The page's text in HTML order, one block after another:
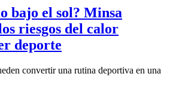
bajo el sol? Minsa
riesgos del calor
deporte
convertir una rutina deportiva en una